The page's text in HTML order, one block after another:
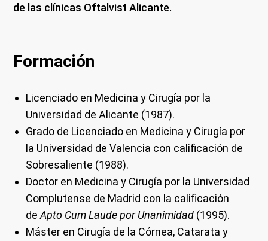
de las clínicas Oftalvist Alicante.
Formación
Licenciado en Medicina y Cirugía por la
Universidad de Alicante (1987).
Grado de Licenciado en Medicina y Cirugía por
la Universidad de Valencia con calificación de
Sobresaliente (1988).
Doctor en Medicina y Cirugía por la Universidad
Complutense de Madrid con la calificación
de Apto Cum Laude por Unanimidad (1995).
Máster en Cirugía de la Córnea, Catarata y